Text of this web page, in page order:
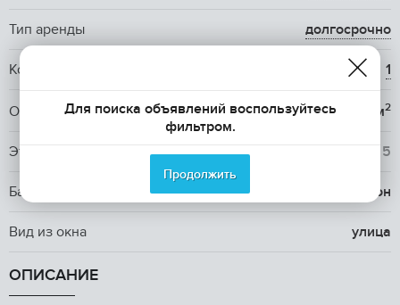
Тип аренды долгосрочно
Количество комнат 1
Общая площадь 30 м2
Этаж / Этажность / 5
Балкон, лоджия 1 балкон
Вид из окна улица
ОПИСАНИЕ
Для поиска объявлений воспользуйтесь
фильтром.
Продолжить